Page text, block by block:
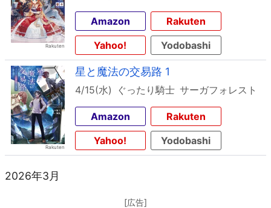
Amazon
Rakuten
Yahoo!
Yodobashi
星と魔法の交易路 1
4/15(水) ぐったり騎士 サーガフォレスト
Amazon
Rakuten
Yahoo!
Yodobashi
2026年3月
[広告]